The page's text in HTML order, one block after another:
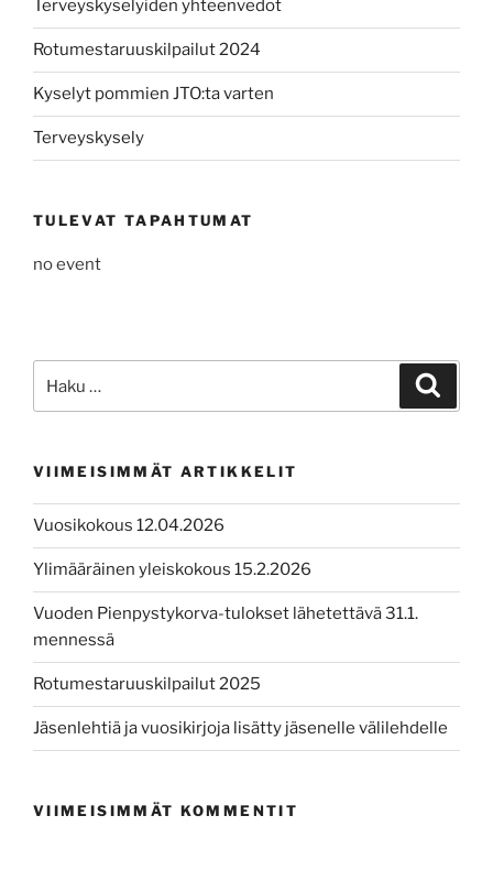
Terveyskyselyiden yhteenvedot
Rotumestaruuskilpailut 2024
Kyselyt pommien JTO:ta varten
Terveyskysely
TULEVAT TAPAHTUMAT
no event
VIIMEISIMMÄT ARTIKKELIT
Vuosikokous 12.04.2026
Ylimääräinen yleiskokous 15.2.2026
Vuoden Pienpystykorva-tulokset lähetettävä 31.1.
mennessä
Rotumestaruuskilpailut 2025
Jäsenlehtiä ja vuosikirjoja lisätty jäsenelle välilehdelle
VIIMEISIMMÄT KOMMENTIT